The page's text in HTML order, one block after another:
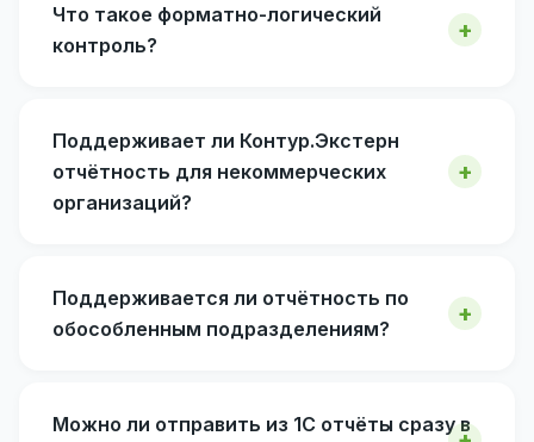
Что такое форматно-логический
контроль?
Поддерживает ли Контур.Экстерн
отчётность для некоммерческих
организаций?
Поддерживается ли отчётность по
обособленным подразделениям?
Можно ли отправить из 1С отчёты сразу в